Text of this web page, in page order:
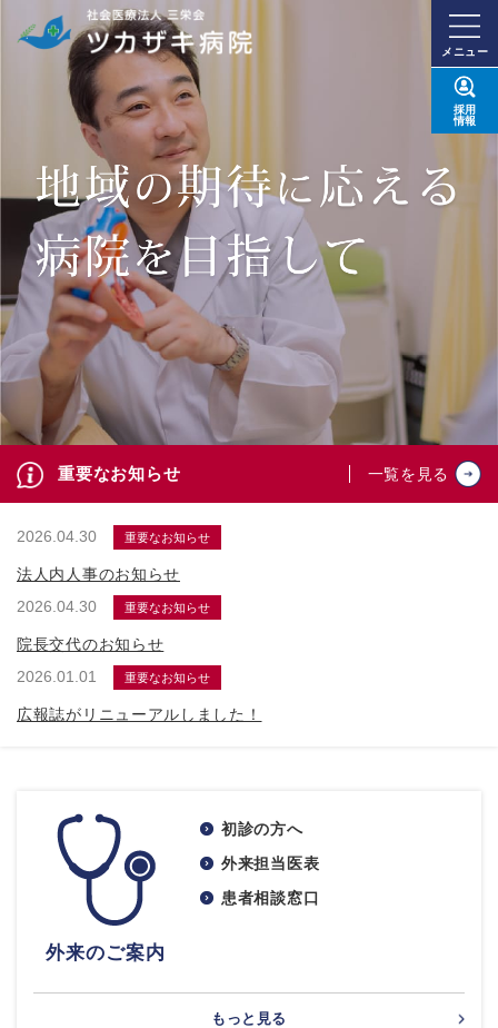
メニュー
採用
情報
重要なお知らせ 一覧を見る
2026.04.30 重要なお知らせ
法人内人事のお知らせ
2026.04.30
重要なお知らせ
院長交代のお知らせ
2026.01.01
重要なお知らせ
広報誌がリニューアルしました！
外来のご案内
初診の方へ
外来担当医表
患者相談窓口
もっと見る